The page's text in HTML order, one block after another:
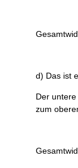
d) Das ist
Der
zum